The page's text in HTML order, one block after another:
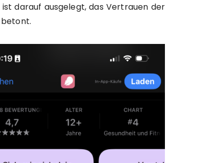
darauf ausgelegt, das Vertrauen der
betont.